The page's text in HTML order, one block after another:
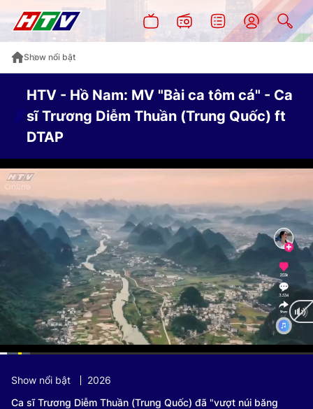
Show nổi bật
HTV - Hồ Nam: MV "Bài ca tôm cá" - Ca
sĩ Trương Diễm Thuần (Trung Quốc) ft
DTAP
Time
Show nổi bật
2026
Ca sĩ Trương Diễm Thuần (Trung Quốc) đã "vượt núi băng